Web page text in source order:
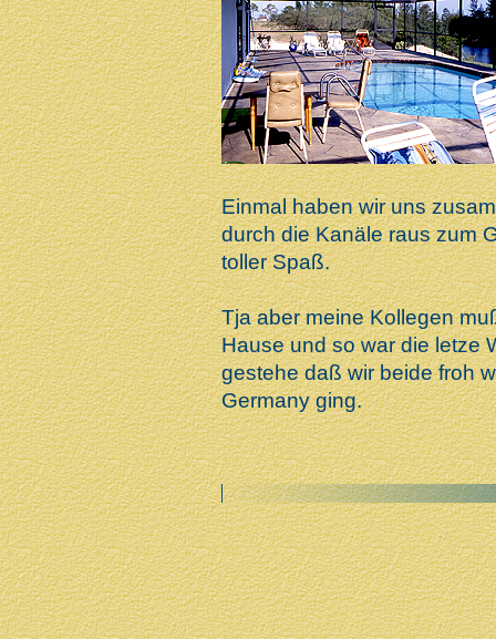
Einmal haben wir uns
durch die Kanäle raus zum
toller Spaß.
Tja aber meine Kollegen
Hause und so war die letze
gestehe daß wir beide froh
Germany ging.